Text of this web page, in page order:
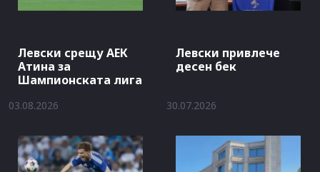
Левски срещу АЕК
Атина за
Шампионската лига
03.08.2026
Левски привлече
десен бек
30.07.2026